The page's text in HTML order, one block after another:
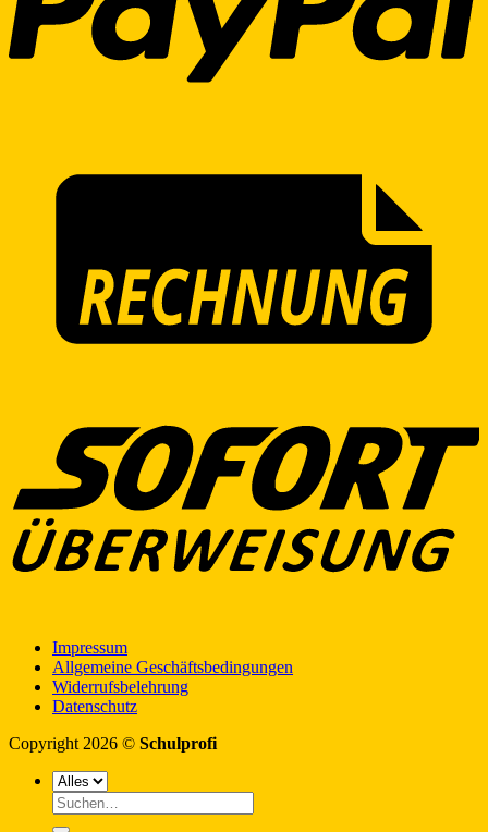
Impressum
Allgemeine Geschäftsbedingungen
Widerrufsbelehrung
Datenschutz
Copyright 2026 © Schulprofi
Suche
nach: